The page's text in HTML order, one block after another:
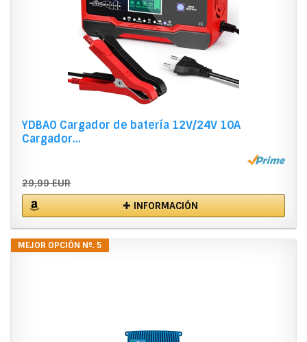
YDBAO Cargador de batería 12V/24V 10A
Cargador...
29,99 EUR
✚ INFORMACIÓN
MEJOR OPCIÓN Nº. 5